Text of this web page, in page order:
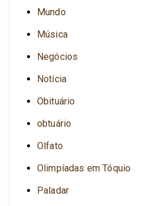
Mundo
Música
Negócios
Notícia
Obituário
obtuário
Olfato
Olimpíadas em Tóquio
Paladar